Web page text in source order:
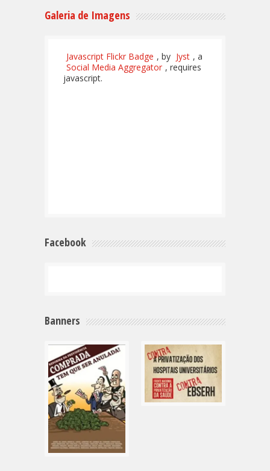
Galeria de Imagens
Javascript Flickr Badge , by Jyst , a
Social Media Aggregator , requires
javascript.
Facebook
Banners